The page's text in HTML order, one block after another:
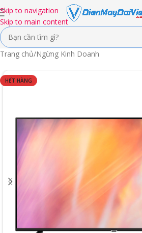
Skip to navigation
Skip to main content
Trang chủ/Ngừng Kinh Doanh
HẾT HÀNG